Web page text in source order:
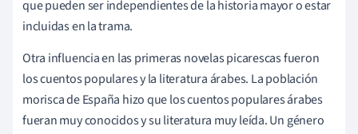
que pueden ser independientes de la historia mayor o estar
incluidas en la trama.
Otra influencia en las primeras novelas picarescas fueron
los cuentos populares y la literatura árabes. La población
morisca de España hizo que los cuentos populares árabes
fueran muy conocidos y su literatura muy leída. Un género